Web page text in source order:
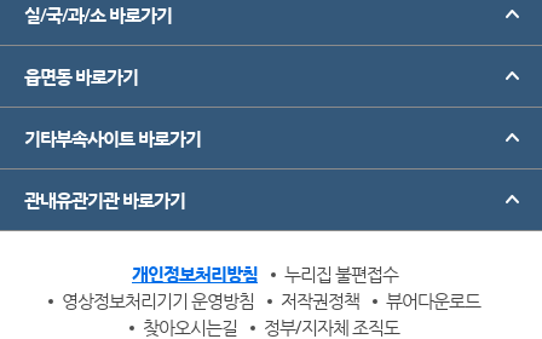
실/국/과/소 바로가기
읍면동 바로가기
기타부속사이트 바로가기
관내유관기관 바로가기
개인정보처리방침
누리집 불편접수
영상정보처리기기 운영방침
저작권정책
뷰어다운로드
찾아오시는길
정부/지자체 조직도